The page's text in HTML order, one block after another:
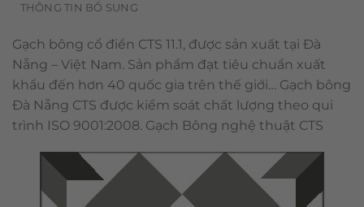
THÔNG TIN BỔ SUNG
Gạch bông cổ điển CTS 11.1, được sản xuất tại Đà
Nẵng – Việt Nam. Sản phẩm đạt tiêu chuẩn xuất
khẩu đến hơn 40 quốc gia trên thế giới… Gạch bông
Đà Nẵng CTS được kiểm soát chất lượng theo qui
trình ISO 9001:2008. Gạch Bông nghệ thuật CTS